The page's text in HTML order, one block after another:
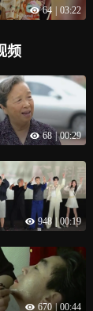
64 03:22
频
68 | 00:29
948 00:19
670 | 00:44